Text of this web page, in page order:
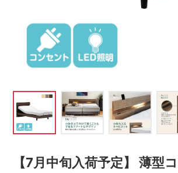
【7月中旬入荷予定】 薄型